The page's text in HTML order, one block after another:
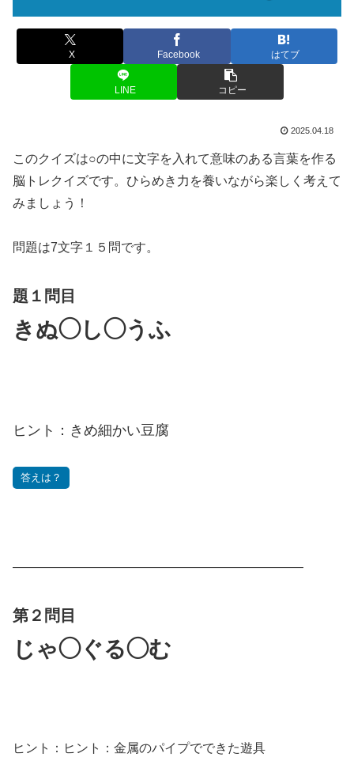
X Facebook はてブ
LINE コピー
2025.04.18
このクイズは○の中に文字を入れて意味のある言葉を作る
脳トレクイズです。ひらめき力を養いながら楽しく考えて
みましょう！
問題は7文字１５問です。
題１問目
きぬ◯し◯うふ
ヒント：きめ細かい豆腐
答えは？
———————————————————————
第２問目
じゃ◯ぐる◯む
ヒント： ヒント：金属のパイプでできた遊具